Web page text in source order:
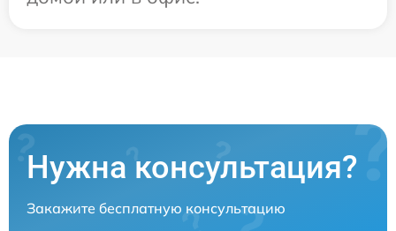
Нужна консультация?
Закажите бесплатную консультацию